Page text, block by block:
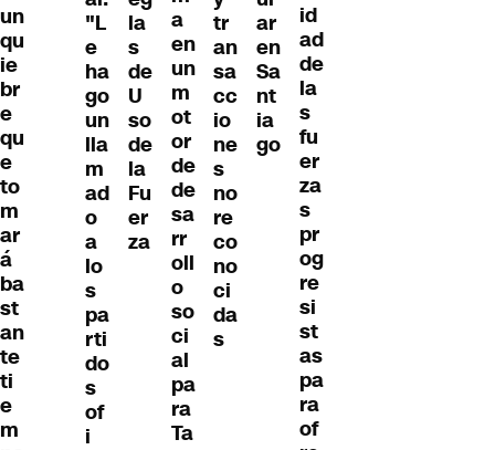
un
qu
ie
br
e
qu
e
to
m
ar
á
ba
st
an
te
ti
e
m
"L
e
ha
go
un
lla
m
ad
o
a
lo
s
pa
rti
do
s
of
i
la
s
de
U
so
de
la
Fu
er
za
a
en
un
m
ot
or
de
de
sa
rr
oll
o
so
ci
al
pa
ra
Ta
tr
an
sa
cc
io
ne
s
no
re
co
no
ci
da
s
ar
en
Sa
nt
ia
go
id
ad
de
la
s
fu
er
za
s
pr
og
re
si
st
as
pa
ra
of